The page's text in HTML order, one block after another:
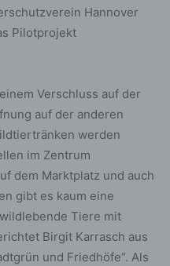
Hannover
Pilotprojekt
Verschluss auf der
auf der anderen
werden
im Zentrum
dem Marktplatz und auch
gibt es kaum eine
Tiere mit
Birgit Karrasch aus
und Friedhöfe“. Als